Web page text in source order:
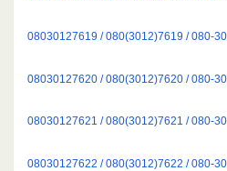
08030127619 / 080(3012)7619 / 080-
08030127620 / 080(3012)7620 / 080-
08030127621 / 080(3012)7621 / 080-
08030127622 / 080(3012)7622 / 080-